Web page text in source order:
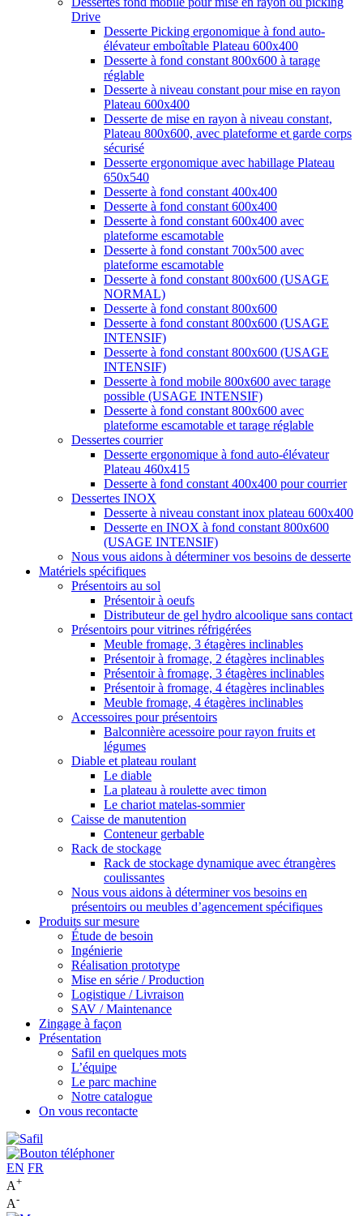
Drive
Desserte Picking ergonomique à fond auto-
élévateur emboîtable Plateau 600x400
Desserte à fond constant 800x600 à tarage
réglable
Desserte à niveau constant pour mise en rayon
Plateau 600x400
Desserte de mise en rayon à niveau constant,
Plateau 800x600, avec plateforme et garde corps
sécurisé
Desserte ergonomique avec habillage Plateau
650x540
Desserte à fond constant 400x400
Desserte à fond constant 600x400
Desserte à fond constant 600x400 avec
plateforme escamotable
Desserte à fond constant 700x500 avec
plateforme escamotable
Desserte à fond constant 800x600 (USAGE
NORMAL)
Desserte à fond constant 800x600
Desserte à fond constant 800x600 (USAGE
INTENSIF)
Desserte à fond constant 800x600 (USAGE
INTENSIF)
Desserte à fond mobile 800x600 avec tarage
possible (USAGE INTENSIF)
Desserte à fond constant 800x600 avec
plateforme escamotable et tarage réglable
Dessertes courrier
Desserte ergonomique à fond auto-élévateur
Plateau 460x415
Desserte à fond constant 400x400 pour courrier
Dessertes INOX
Desserte à niveau constant inox plateau 600x400
Desserte en INOX à fond constant 800x600
(USAGE INTENSIF)
Nous vous aidons à déterminer vos besoins de desserte
Matériels spécifiques
Présentoirs au sol
Présentoir à oeufs
Distributeur de gel hydro alcoolique sans contact
Présentoirs pour vitrines réfrigérées
Meuble fromage, 3 étagères inclinables
Présentoir à fromage, 2 étagères inclinables
Présentoir à fromage, 3 étagères inclinables
Présentoir à fromage, 4 étagères inclinables
Meuble fromage, 4 étagères inclinables
Accessoires pour présentoirs
Balconnière acessoire pour rayon fruits et
légumes
Diable et plateau roulant
Le diable
La plateau à roulette avec timon
Le chariot matelas-sommier
Caisse de manutention
Conteneur gerbable
Rack de stockage
Rack de stockage dynamique avec étrangères
coulissantes
Nous vous aidons à déterminer vos besoins en
présentoirs ou meubles d’agencement spécifiques
Produits sur mesure
Étude de besoin
Ingénierie
Réalisation prototype
Mise en série / Production
Logistique / Livraison
SAV / Maintenance
Zingage à façon
Présentation
Safil en quelques mots
L’équipe
Le parc machine
Notre catalogue
On vous recontacte
EN FR
A+
A-